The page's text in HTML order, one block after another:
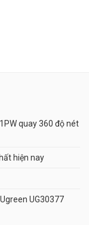
quay 360 độ nét
hiện nay
UG30377